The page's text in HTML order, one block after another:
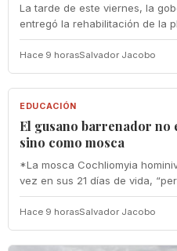
La tarde de este viernes, la
entregó la rehabilitación de la
Hace 9 horasSalvador Jacobo
EDUCACIÓN
EDUCACIÓN
El gusano barrenador no
sino como mosca
*La mosca Cochliomyia
vez en sus 21 días de vida,
Hace 9 horasSalvador Jacobo